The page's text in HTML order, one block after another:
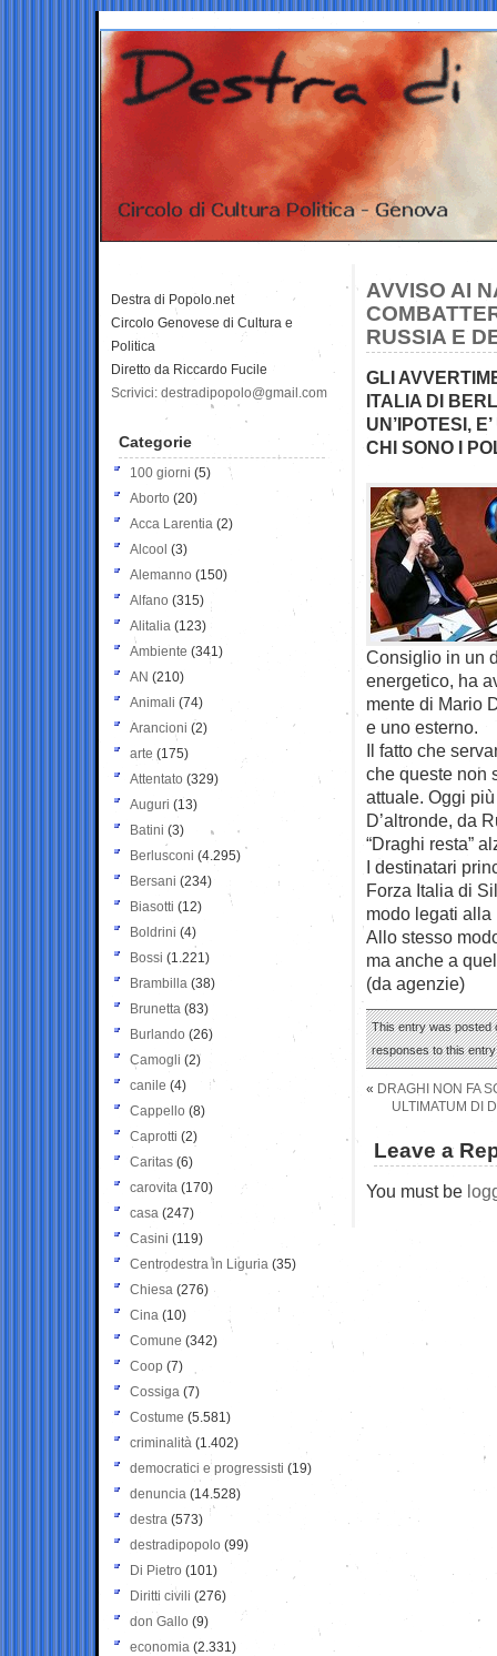
AVVISO AI
RUSSIA E
GLI
ITALIA DI
UN’IPOTESI,
CHI SONO I
Consiglio in un
energetico, ha
mente di Mario
e uno esterno.
Il fatto che
che queste non
attuale. Oggi
D’altronde, da
“Draghi resta”
I destinatari
Forza Italia di
modo legati
Allo stesso
ma anche a
(da agenzie)
This entry was posted
responses to this
« DRAGHI NON FA
ULTIMATUM DI
Leave a
You must be
Destra di Popolo.net
Circolo Genovese di Cultura e
Politica
Diretto da Riccardo Fucile
Scrivici: destradipopolo@gmail.com
Categorie
100 giorni (5)
Aborto (20)
Acca Larentia (2)
Alcool (3)
Alemanno (150)
Alfano (315)
Alitalia (123)
Ambiente (341)
AN (210)
Animali (74)
Arancioni (2)
arte (175)
Attentato (329)
Auguri (13)
Batini (3)
Berlusconi (4.295)
Bersani (234)
Biasotti (12)
Boldrini (4)
Bossi (1.221)
Brambilla (38)
Brunetta (83)
Burlando (26)
Camogli (2)
canile (4)
Cappello (8)
Caprotti (2)
Caritas (6)
carovita (170)
casa (247)
Casini (119)
Centrodestra in Liguria (35)
Chiesa (276)
Cina (10)
Comune (342)
Coop (7)
Cossiga (7)
Costume (5.581)
criminalità (1.402)
democratici e progressisti (19)
denuncia (14.528)
destra (573)
destradipopolo (99)
Di Pietro (101)
Diritti civili (276)
don Gallo (9)
economia (2.331)